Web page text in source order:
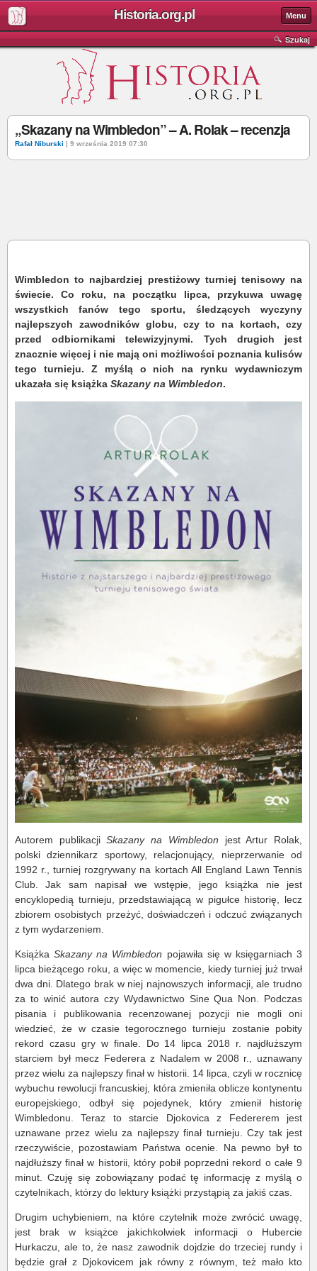
Historia.org.pl Menu
Szukaj
„Skazany na Wimbledon” – A. Rolak – recenzja
Rafał Niburski | 9 września 2019 07:30
Wimbledon to najbardziej prestiżowy turniej tenisowy na
świecie. Co roku, na początku lipca, przykuwa uwagę
wszystkich fanów tego sportu, śledzących wyczyny
najlepszych zawodników globu, czy to na kortach, czy
przed odbiornikami telewizyjnymi. Tych drugich jest
znacznie więcej i nie mają oni możliwości poznania kulisów
tego turnieju. Z myślą o nich na rynku wydawniczym
ukazała się książka Skazany na Wimbledon.
Autorem publikacjiSkazany na Wimbledon jest Artur Rolak,
polski dziennikarz sportowy, relacjonujący, nieprzerwanie od
1992 r., turniej rozgrywany na kortach All England Lawn Tennis
Club. Jak sam napisał we wstępie, jego książka nie jest
encyklopedią turnieju, przedstawiającą w pigułce historię, lecz
zbiorem osobistych przeżyć, doświadczeń i odczuć związanych
z tym wydarzeniem.
KsiążkaSkazany na Wimbledon pojawiła się w księgarniach 3
lipca bieżącego roku, a więc w momencie, kiedy turniej już trwał
dwa dni. Dlatego brak w niej najnowszych informacji, ale trudno
za to winić autora czy Wydawnictwo Sine Qua Non. Podczas
pisania i publikowania recenzowanej pozycji nie mogli oni
wiedzieć, że w czasie tegorocznego turnieju zostanie pobity
rekord czasu gry w finale. Do 14 lipca 2018 r. najdłuższym
starciem był mecz Federera z Nadalem w 2008 r., uznawany
przez wielu za najlepszy finał w historii. 14 lipca, czyli w rocznicę
wybuchu rewolucji francuskiej, która zmieniła oblicze kontynentu
europejskiego, odbył się pojedynek, który zmienił historię
Wimbledonu. Teraz to starcie Djokovica z Federerem jest
uznawane przez wielu za najlepszy finał turnieju. Czy tak jest
rzeczywiście, pozostawiam Państwa ocenie. Na pewno był to
najdłuższy finał w historii, który pobił poprzedni rekord o całe 9
minut. Czuję się zobowiązany podać tę informację z myślą o
czytelnikach, którzy do lektury książki przystąpią za jakiś czas.
Drugim uchybieniem, na które czytelnik może zwrócić uwagę,
jest brak w książce jakichkolwiek informacji o Hubercie
Hurkaczu, ale to, że nasz zawodnik dojdzie do trzeciej rundy i
będzie grał z Djokovicem jak równy z równym, też mało kto